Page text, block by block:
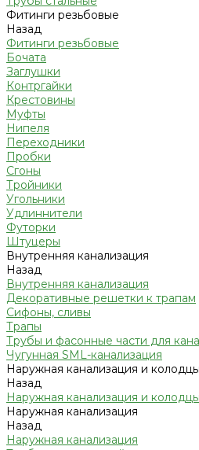
Фитинги резьбовые
Назад
Фитинги резьбовые
Бочата
Заглушки
Контргайки
Крестовины
Муфты
Нипеля
Переходники
Пробки
Сгоны
Тройники
Угольники
Удлиннители
Футорки
Штуцеры
Внутренняя канализация
Назад
Внутренняя канализация
Декоративные решетки к трапам
Сифоны, сливы
Трапы
Трубы и фасонные части для
Чугунная SML-канализация
Наружная канализация и колодцы
Назад
Наружная канализация и колодцы
Наружная канализация
Назад
Наружная канализация